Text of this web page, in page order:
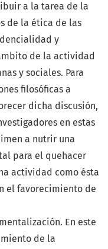
a la tarea de la
de la ética de las
y
de la actividad
y sociales. Para
filosóficas a
dicha discusión,
en estas
a nutrir una
para el quehacer
actividad como ésta
el favorecimiento de
En este
de la